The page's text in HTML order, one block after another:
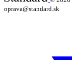
oprava@standard.sk